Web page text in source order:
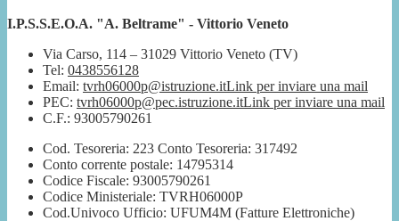
I.P.S.S.E.O.A. "A. Beltrame" - Vittorio Veneto
Via Carso, 114 – 31029 Vittorio Veneto (TV)
Tel: 0438556128
Email: tvrh06000p@istruzione.itLink per inviare una mail
PEC: tvrh06000p@pec.istruzione.itLink per inviare una mail
C.F.: 93005790261
Cod. Tesoreria: 223 Conto Tesoreria: 317492
Conto corrente postale: 14795314
Codice Fiscale: 93005790261
Codice Ministeriale: TVRH06000P
Cod.Univoco Ufficio: UFUM4M (Fatture Elettroniche)